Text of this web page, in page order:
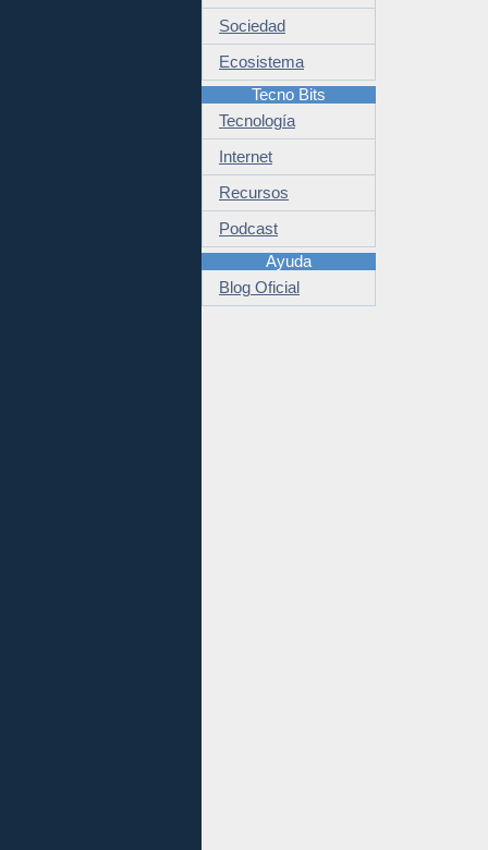
Sociedad
Ecosistema
Tecno Bits
Tecnología
Internet
Recursos
Podcast
Ayuda
Blog Oficial